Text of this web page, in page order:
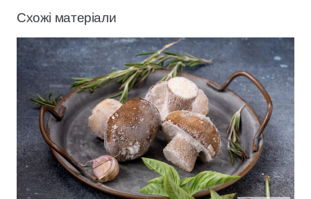
Схожі матеріали